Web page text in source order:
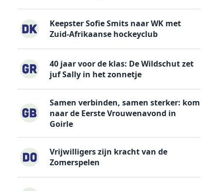
Keepster Sofie Smits naar WK met
Zuid-Afrikaanse hockeyclub
40 jaar voor de klas: De Wildschut zet
juf Sally in het zonnetje
Samen verbinden, samen sterker: kom
naar de Eerste Vrouwenavond in
Goirle
Vrijwilligers zijn kracht van de
Zomerspelen